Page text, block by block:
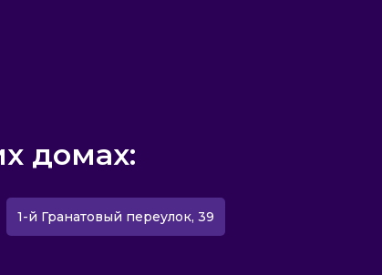
домах:
1-й Гранатовый переулок, 39